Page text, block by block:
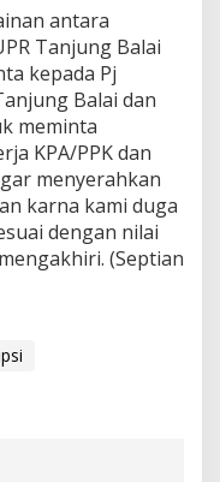
antara
Tanjung Balai
kepada Pj
Balai dan
meminta
KPA/PPK dan
menyerahkan
karna kami duga
dengan nilai
(Septian